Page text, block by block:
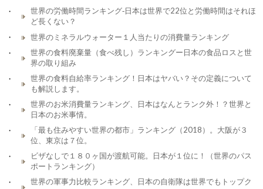
世界の労働時間ランキング‐日本は世界で22位と労働時間はそれほ
ど長くない？
世界のミネラルウォーター１人当たりの消費量ランキング
世界の食料廃棄量（食べ残し）ランキングー日本の食品ロスと世
界の取り組み
世界の食料自給率ランキング！日本はヤバい？その定義について
も解説します。
世界のお米消費量ランキング、日本はなんとランク外！？世界と
日本のお米事情。
「最も住みやすい世界の都市」ランキング（2018）。大阪が３
位、東京は７位。
ビザなしで１８０ヶ国が渡航可能。日本が１位に！（世界のパス
ポートランキング）
世界の軍事力比較ランキング、日本の自衛隊は世界でもトップク